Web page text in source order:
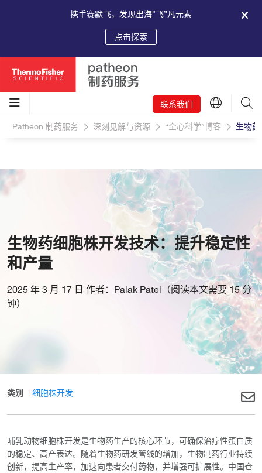
携手赛默飞，发现出海“飞”凡元素
点击探索
联系我们
Patheon 制药服务 深刻见解与资源 “全心科学”博客 生物
生物药细胞株开发技术：提升稳定性
和产量
2025 年 3 月 17 日 作者：Palak Patel（阅读本文需要 15 分
钟）
类别 | 细胞株开发
哺乳动物细胞株开发是生物药生产的核心环节，可确保治疗性蛋白质
的稳定、高产表达。随着生物药研发管线的增加，生物制药行业持续
创新，提高生产率，加速向患者交付药物，并增强可扩展性。中国仓